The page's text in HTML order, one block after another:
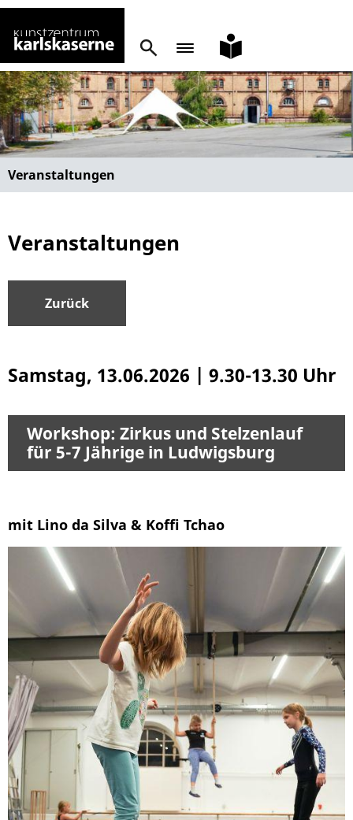
leichte
Sprache
Veranstaltungen
Veranstaltungen
Zurück
Samstag, 13.06.2026 | 9.30-13.30 Uhr
Workshop: Zirkus und Stelzenlauf
für 5-7 Jährige in Ludwigsburg
mit Lino da Silva & Koffi Tchao